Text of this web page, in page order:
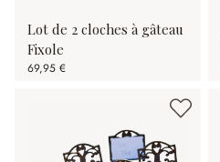
Lot de 2 cloches à gâteau
Fixole
69,95 €